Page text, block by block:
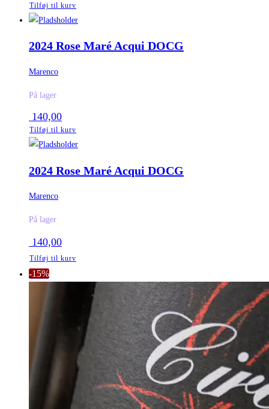
Tilføj til kurv
2024 Rose Maré Acqui DOCG
Marenco
På lager
140,00
Tilføj til kurv
2024 Rose Maré Acqui DOCG
Marenco
På lager
140,00
Tilføj til kurv
-15%